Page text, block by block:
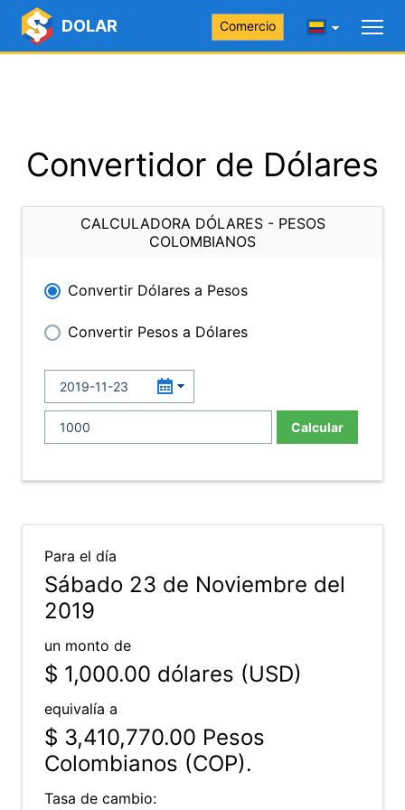
DOLAR Comercio
Convertidor de Dólares
CALCULADORA DÓLARES - PESOS
COLOMBIANOS
Convertir Dólares a Pesos
Convertir Pesos a Dólares
Calcular
Para el día
Sábado 23 de Noviembre del
2019
un monto de
$ 1,000.00 dólares (USD)
equivalía a
$ 3,410,770.00 Pesos
Colombianos (COP).
Tasa de cambio: